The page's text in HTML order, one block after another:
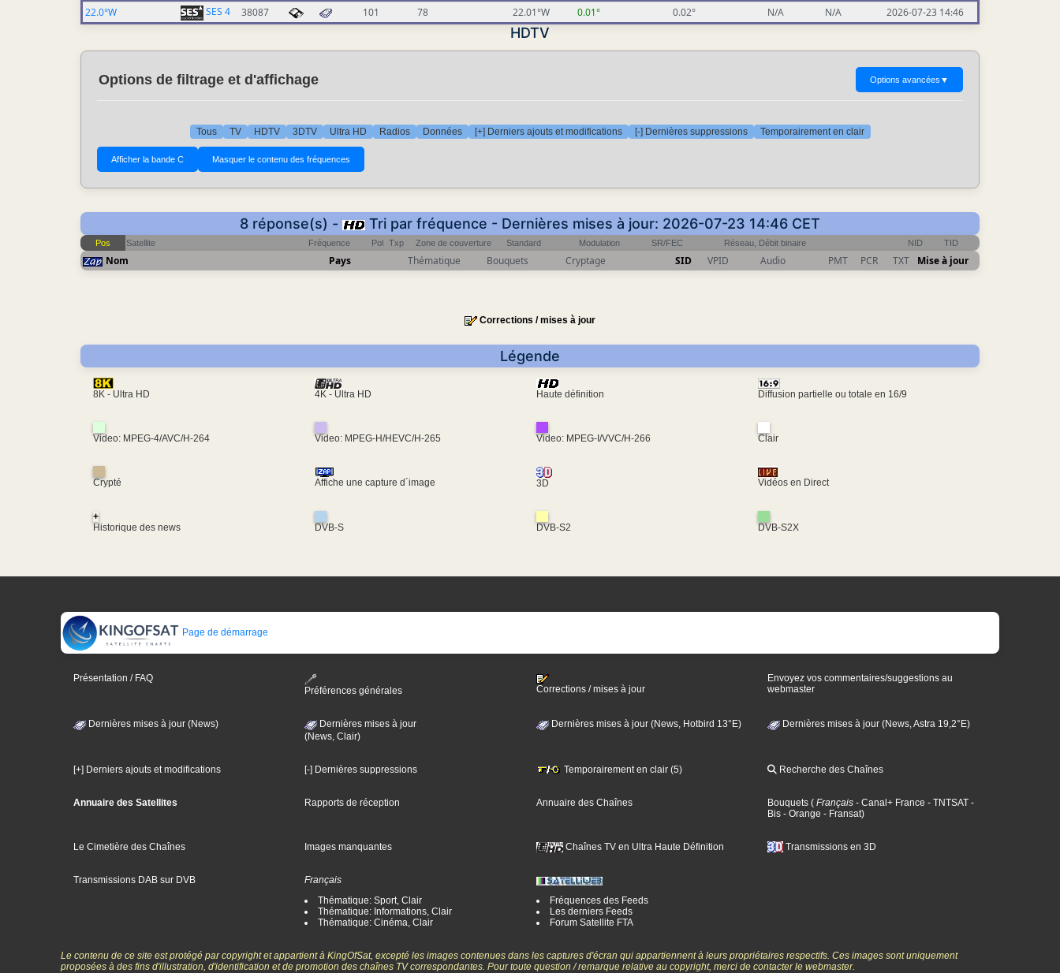
22.0°W
SES 4 38087 101 78 22.01°W 0.01° 0.02° N/A N/A 2026-07-23 14:46
HDTV
Options de filtrage et d'affichage Options avancées ▼
Tous TV HDTV 3DTV Ultra HD Radios Données [+] Derniers ajouts et modifications [-] Dernières suppressions Temporairement en clair
8 réponse(s) - Tri par fréquence - Dernières mises à jour: 2026-07-23 14:46 CET
Pos Satellite Fréquence Pol Txp Zone de couverture Standard Modulation SR/FEC Réseau, Débit binaire NID TID
Nom Pays Thématique Bouquets Cryptage SID VPID Audio PMT PCR TXT Mise à jour
Corrections / mises à jour
Légende
8K - Ultra HD 4K - Ultra HD Haute définition Diffusion partielle ou totale en 16/9
Video: MPEG-4/AVC/H-264 Video: MPEG-H/HEVC/H-265 Video: MPEG-I/VVC/H-266 Clair
Crypté Affiche une capture d´image 3D Vidéos en Direct
+
Historique des news
DVB-S DVB-S2 DVB-S2X
Page de démarrage
Présentation / FAQ
Préférences générales
Corrections / mises à jour
Envoyez vos commentaires/suggestions au
webmaster
Dernières mises à jour (News)
Dernières mises à jour
(News, Clair)
Dernières mises à jour (News, Hotbird 13°E) Dernières mises à jour (News, Astra 19,2°E)
[+] Derniers ajouts et modifications [-] Dernières suppressions Temporairement en clair (5) Recherche des Chaînes
Annuaire des Satellites Rapports de réception Annuaire des Chaînes Bouquets ( Français - Canal+ France - TNTSAT -
Bis - Orange - Fransat)
Le Cimetière des Chaînes Images manquantes Chaînes TV en Ultra Haute Définition Transmissions en 3D
Transmissions DAB sur DVB
Français
Thématique: Sport, Clair
Thématique: Informations, Clair
Thématique: Cinéma, Clair
Fréquences des Feeds
Les derniers Feeds
Forum Satellite FTA
Le contenu de ce site est protégé par copyright et appartient à KingOfSat, excepté les images contenues dans les captures d'écran qui appartiennent à leurs propriétaires respectifs. Ces images sont uniquement
proposées à des fins d'illustration, d'identification et de promotion des chaînes TV correspondantes. Pour toute question / remarque relative au copyright, merci de contacter le webmaster.